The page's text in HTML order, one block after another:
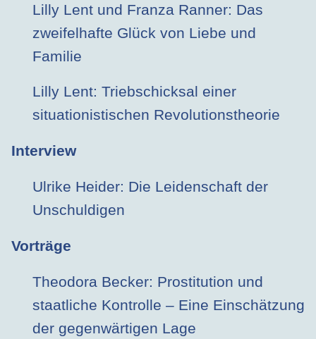
Lilly Lent und Franza Ranner: Das
zweifelhafte Glück von Liebe und
Familie
Lilly Lent: Triebschicksal einer
situationistischen Revolutionstheorie
Interview
Ulrike Heider: Die Leidenschaft der
Unschuldigen
Vorträge
Theodora Becker: Prostitution und
staatliche Kontrolle – Eine Einschätzung
der gegenwärtigen Lage